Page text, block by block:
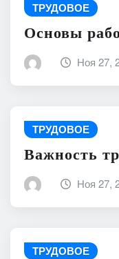
ТРУДОВОЕ
Основы
Ноя 27,
ТРУДОВОЕ
Важность
Ноя 27,
ТРУДОВОЕ